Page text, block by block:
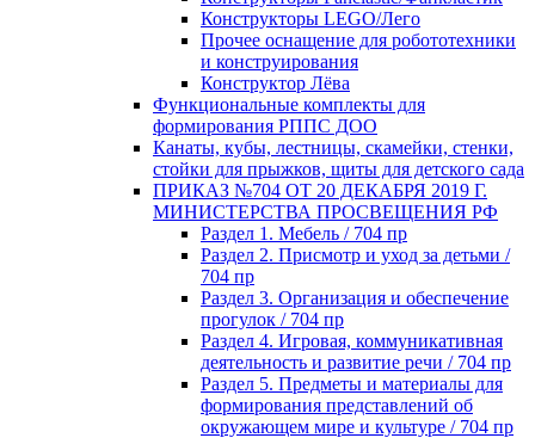
Конструкторы LEGO/Лего
Прочее оснащение для робототехники
и конструирования
Конструктор Лёва
Функциональные комплекты для
формирования РППС ДОО
Канаты, кубы, лестницы, скамейки, стенки,
стойки для прыжков, щиты для детского сада
ПРИКАЗ №704 ОТ 20 ДЕКАБРЯ 2019 Г.
МИНИСТЕРСТВА ПРОСВЕЩЕНИЯ РФ
Раздел 1. Мебель / 704 пр
Раздел 2. Присмотр и уход за детьми /
704 пр
Раздел 3. Организация и обеспечение
прогулок / 704 пр
Раздел 4. Игровая, коммуникативная
деятельность и развитие речи / 704 пр
Раздел 5. Предметы и материалы для
формирования представлений об
окружающем мире и культуре / 704 пр